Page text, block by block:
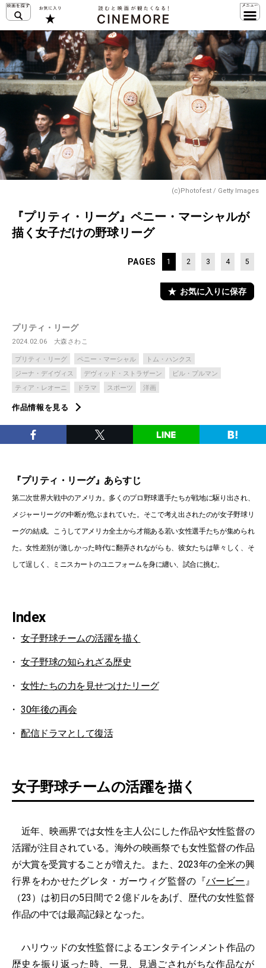
(c)Photofest / Getty Images
『プリティ・リーグ』ペニー・マーシャルが
描く女子だけの野球リーグ
PAGES 1 2 3 4 5
お気に入りに保存
プリティ・リーグ
2024.02.06 大森さわこ
プリティ・リーグ ペニー・マーシャル
トム・ハンクス
ジーナ・デイヴィス
デヴィッド・ストラザーン
ビル・プルマン
ティア・レオーニ
ドラマ スポーツ 洋画
作品情報を見る
『プリティ・リーグ』あらすじ
第二次世界大戦中のアメリカ。多くのプロ野球選手たちが戦地に駆り出され、
メジャーリーグの中断が危ぶまれていた。そこで考え出されたのが女子野球リ
ーグの結成。こうしてアメリカ全土から才能ある若い女性選手たちが集められ
た。女性差別が激しかった時代に翻弄されながらも、彼女たちは華々しく、そ
して逞しく、ミニスカートのユニフォームを身に纏い、試合に挑む。
Index
女子野球チームの活躍を描く
女子野球の知られざる歴史
女性たちの力を見せつけたリーグ
30年後の再会
配信ドラマとして復活
女子野球チームの活躍を描く
近年、映画界では女性を主人公にした作品や女性監督の
活躍が注目されている。海外の映画祭でも女性監督の作品
が大賞を受賞することが増えた。また、2023年の全米の興
行界をわかせたグレタ・ガーウィグ監督の『バービー 』
（23）は初日の5日間で２億ドルをあげ、歴代の女性監督
作品の中では最高記録となった。
ハリウッドの女性監督によるエンタテインメント作品の
歴史を振り返った時、一見、見過ごされがちな作品なが